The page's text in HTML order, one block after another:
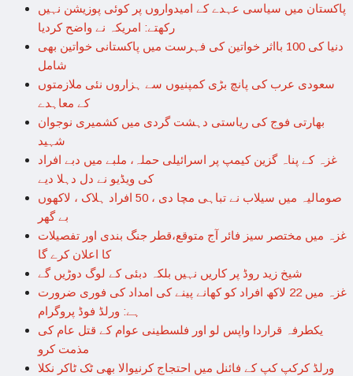
پاکستان میں سیاسی عہدے کے امیدواروں پر کوئی پوزیشن نہیں
رکھتے: امریکہ نے واضح کردیا
دنیا کی 100 بااثر خواتین کی فہرست میں پاکستانی خواتین بھی
شامل
سعودی عرب کی پانچ بڑی کمپنیوں سے ہزاروں نئی ملازمتوں
کے معاہدے
بھارتی فوج کی ریاستی دہشت گردی میں کشمیری نوجوان
شہید
غزہ کے پناہ گزین کیمپ پر اسرائیلی حملہ، ملبے میں دبے افراد
کی ویڈیو نے دل دہلا دیے
صومالیہ میں سیلاب نے تباہی مچا دی ، 50 افراد ہلاک ، لاکھوں
بے گھر
غزہ میں مختصر سیز فائر آج متوقع،قطر جنگ بندی اور تفصیلات
کا اعلان کرے گا
شیخ زید روڈ پر کاریں نہیں بلکہ دبئی کے لوگ دوڑیں گے
غزہ میں 22 لاکھ افراد کو کھانے پینے کی امداد کی فوری ضرورت
ہے: ورلڈ فوڈ پروگرام
یکطرفہ قراردا واپس لو اور فلسطینی عوام کے قتل عام کی
مذمت کرو
ورلڈ کرکپ کپ کے فائنل میں احتجاج کرنیوالا بھی ٹک ٹاکر نکلا